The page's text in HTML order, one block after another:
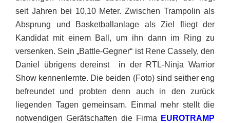
seit Jahren bei 10,10 Meter. Zwischen Trampolin als
Absprung und Basketballanlage als Ziel fliegt der
Kandidat mit einem Ball, um ihn dann im Ring zu
versenken. Sein „Battle-Gegner“ ist Rene Cassely, den
Daniel übrigens dereinst in der RTL-Ninja Warrior
Show kennenlernte. Die beiden (Foto) sind seither eng
befreundet und probten denn auch in den zurück
liegenden Tagen gemeinsam. Einmal mehr stellt die
notwendigen Gerätschaften die Firma
EUROTRAMP